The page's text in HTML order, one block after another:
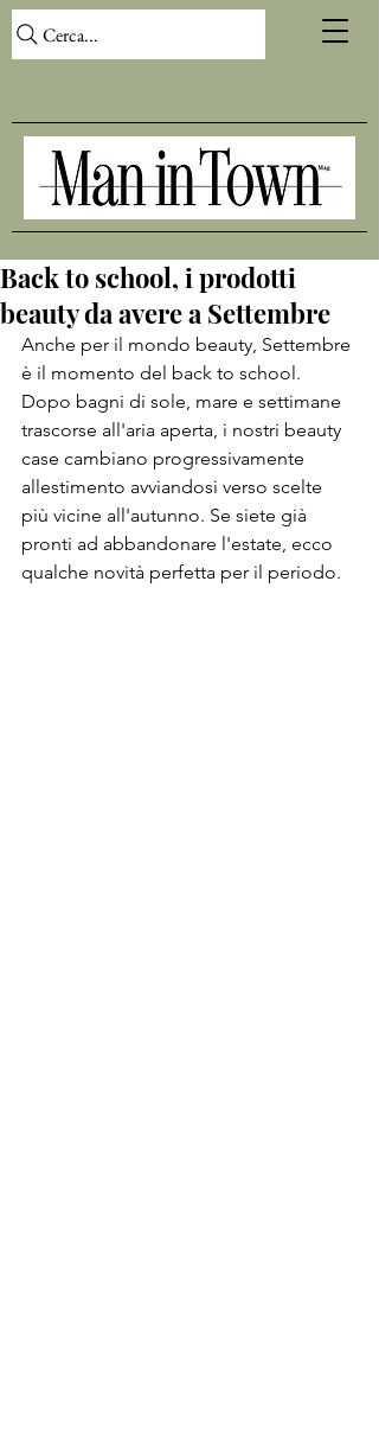
Cerca...
Back to school, i prodotti
beauty da avere a Settembre
Anche per il mondo beauty, Settembre
è il momento del back to school.
Dopo bagni di sole, mare e settimane
trascorse all'aria aperta, i nostri beauty
case cambiano progressivamente
allestimento avviandosi verso scelte
più vicine all'autunno. Se siete già
pronti ad abbandonare l'estate, ecco
qualche novità perfetta per il periodo.